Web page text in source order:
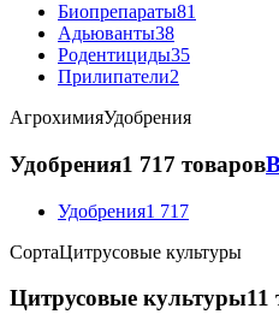
Биопрепараты81
Адьюванты38
Родентициды35
Прилипатели2
АгрохимияУдобрения
Удобрения1 717 товаров
Удобрения1 717
СортаЦитрусовые культуры
Цитрусовые культуры11